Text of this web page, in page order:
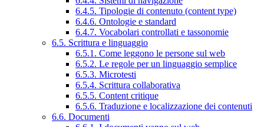
6.4.5. Tipologie di contenuto (content type)
6.4.6. Ontologie e standard
6.4.7. Vocabolari controllati e tassonomie
6.5. Scrittura e linguaggio
6.5.1. Come leggono le persone sul web
6.5.2. Le regole per un linguaggio semplice
6.5.3. Microtesti
6.5.4. Scrittura collaborativa
6.5.5. Content critique
6.5.6. Traduzione e localizzazione dei contenuti
6.6. Documenti